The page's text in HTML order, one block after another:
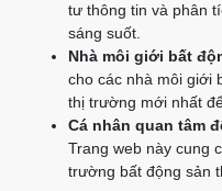
tư thông tin và phân
sáng suốt.
Nhà môi giới bất
cho các nhà môi giới
thị trường mới nhất
Cá nhân quan tâm
Trang web này cung
trường bất động sản